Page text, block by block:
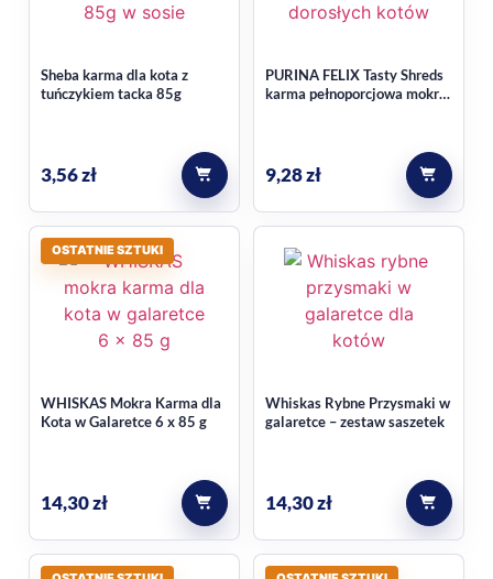
Karma jest przeznaczona dla kociąt od 6. tygodnia do 1. roku
Czy produkt nadaje się tylko dla
Nie. Z kontekstu wynika, że może być też stosowany u kotów
ciężarnych i karmiących.
Sprawdź też inne propozycje z kategoriimokra karma, jeśli
kompletujesz codzienne menu dla kota.
Sheba karma dla kota z
tuńczykiem tacka 85g
3,56zł
PURINA FELIX Tasty Shreds
karma pełnoporcjowa mokra
2 x Indyk, w sosie 4 x 80 g
9,28zł
OSTATNIE SZTUKI
WHISKAS Mokra Karma dla
Kota w Galaretce 6 x 85 g
14,30zł
Whiskas Rybne Przysmaki w
galaretce – zestaw saszetek
14,30zł